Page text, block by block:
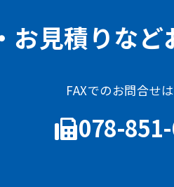
見積りなど
FAXでのお問合せ
078-